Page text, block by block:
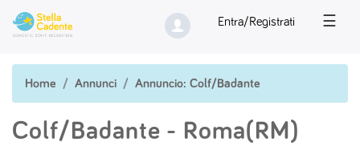
☰
Entra/Registrati
Home Annunci Annuncio: Colf/Badante
Colf/Badante - Roma(RM)